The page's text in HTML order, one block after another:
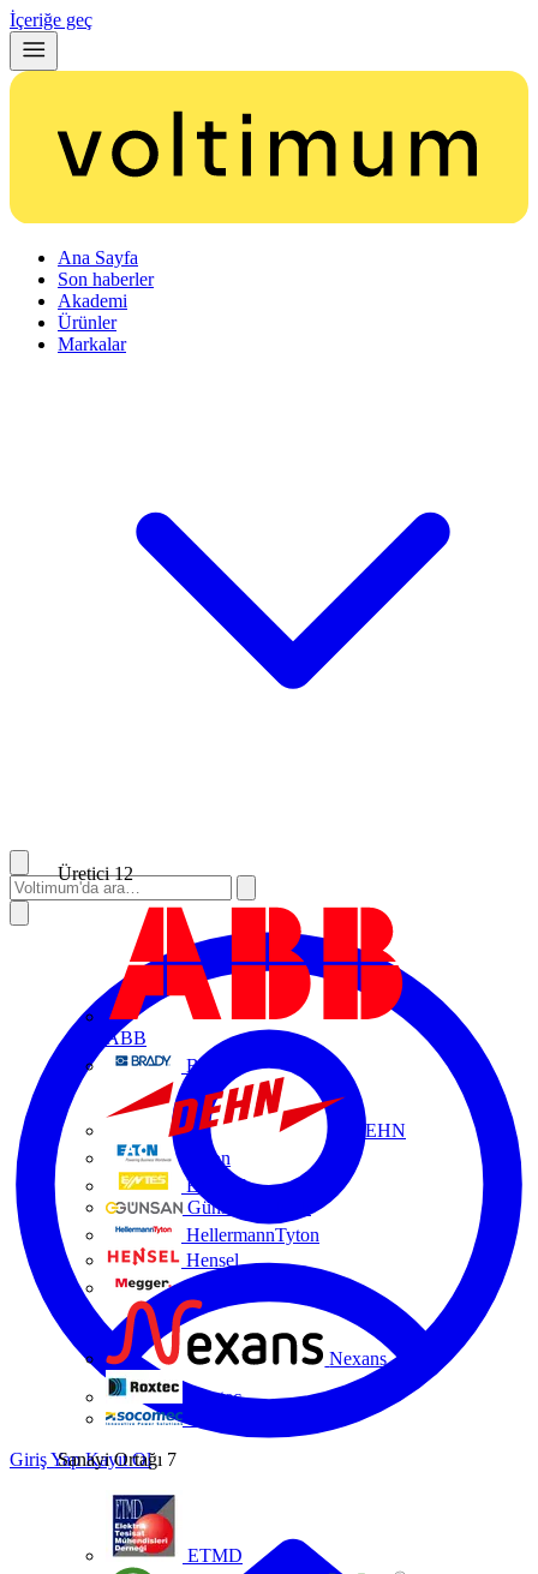
İçeriğe geç
Ana Sayfa
Son haberler
Akademi
Ürünler
Markalar
Üretici 12
ABB
Brady
DEHN
Eaton
ENTES
Günsan Elektrik
HellermannTyton
Hensel
Nexans
Roxtec
Sanayi Ortağı 7
ETMD
Giriş YapKayıt Ol